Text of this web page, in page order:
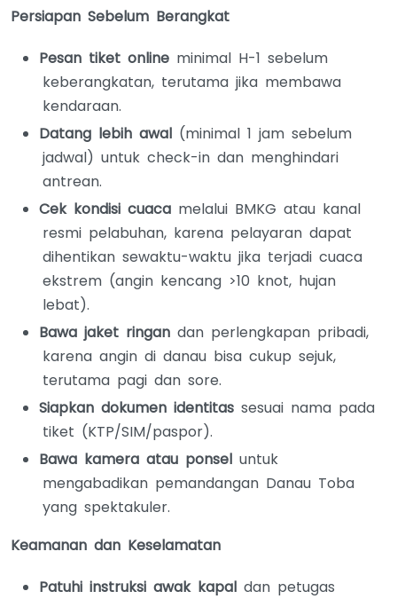
Persiapan Sebelum Berangkat
Pesan tiket online minimal H-1 sebelum
keberangkatan, terutama jika membawa
kendaraan.
Datang lebih awal (minimal 1 jam sebelum
jadwal) untuk check-in dan menghindari
antrean.
Cek kondisi cuaca melalui BMKG atau kanal
resmi pelabuhan, karena pelayaran dapat
dihentikan sewaktu-waktu jika terjadi cuaca
ekstrem (angin kencang >10 knot, hujan
lebat).
Bawa jaket ringan dan perlengkapan pribadi,
karena angin di danau bisa cukup sejuk,
terutama pagi dan sore.
Siapkan dokumen identitas sesuai nama pada
tiket (KTP/SIM/paspor).
Bawa kamera atau ponsel untuk
mengabadikan pemandangan Danau Toba
yang spektakuler.
Keamanan dan Keselamatan
Patuhi instruksi awak kapal dan petugas